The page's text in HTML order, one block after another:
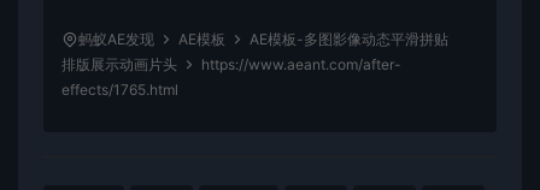
蚂蚁AE发现 AE模板
AE模板-多图影像动态平滑拼贴
排版展示动画片头
https://www.aeant.com/after-
effects/1765.html